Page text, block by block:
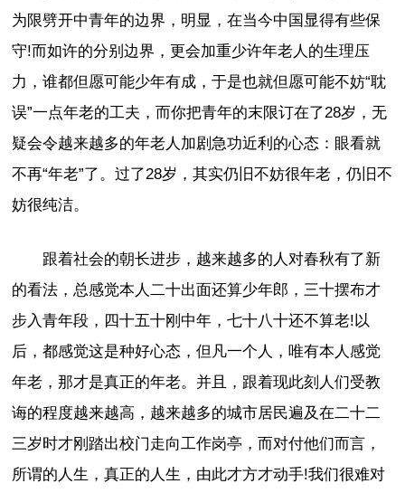
为限劈开中青年的边界，明显，在当今中国显得有些保
守!而如许的分别边界，更会加重少许年老人的生理压
力，谁都但愿可能少年有成，于是也就但愿可能不妨“耽
误”一点年老的工夫，而你把青年的末限订在了28岁，无
疑会令越来越多的年老人加剧急功近利的心态：眼看就
不再“年老”了。过了28岁，其实仍旧不妨很年老，仍旧不
妨很纯洁。
跟着社会的朝长进步，越来越多的人对春秋有了新
的看法，总感觉本人二十出面还算少年郎，三十摆布才
步入青年段，四十五十刚中年，七十八十还不算老!以
后，都感觉这是种好心态，但凡一个人，唯有本人感觉
年老，那才是真正的年老。并且，跟着现此刻人们受教
诲的程度越来越高，越来越多的城市居民遍及在二十二
三岁时才刚踏出校门走向工作岗亭，而对付他们而言，
所谓的人生，真正的人生，由此才方才动手!我们很难对